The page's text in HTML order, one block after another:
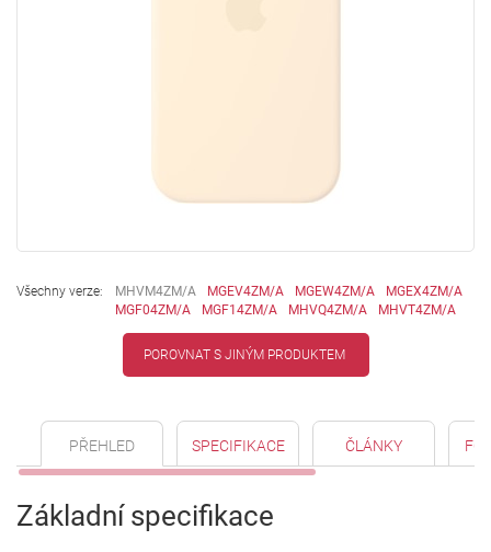
Všechny verze: MHVM4ZM/A MGEV4ZM/A MGEW4ZM/A
MGEX4ZM/A
MGF04ZM/A
MGF14ZM/A MHVQ4ZM/A MHVT4ZM/A
POROVNAT S JINÝM PRODUKTEM
PŘEHLED SPECIFIKACE ČLÁNKY
Základní specifikace